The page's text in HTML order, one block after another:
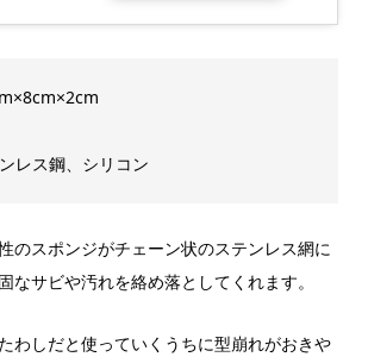
レス鋼、シリコン
のスポンジがチェーン状のステンレス網に
なサビや汚れを絡め落としてくれます。
わしだと使っていくうちに型崩れがおきや